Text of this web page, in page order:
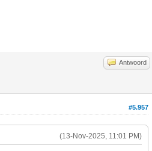
Antwoord
#5.957
(13-Nov-2025, 11:01 PM)